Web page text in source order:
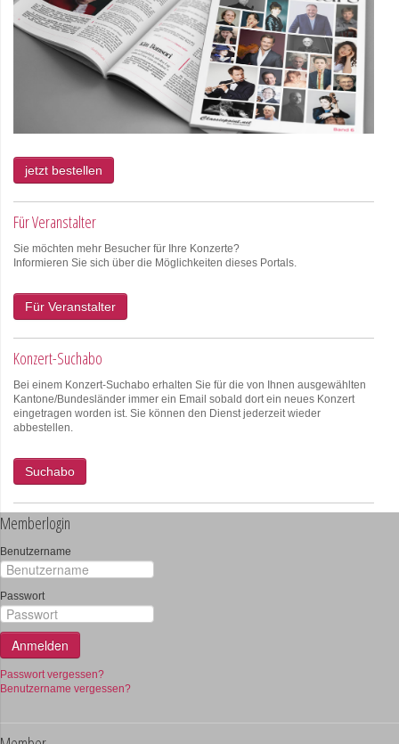
jetzt bestellen
Für Veranstalter
Sie möchten mehr Besucher für Ihre Konzerte?
Informieren Sie sich über die Möglichkeiten dieses Portals.
Für Veranstalter
Konzert-Suchabo
Bei einem Konzert-Suchabo erhalten Sie für die von Ihnen ausgewählten
Kantone/Bundesländer immer ein Email sobald dort ein neues Konzert
eingetragen worden ist. Sie können den Dienst jederzeit wieder
abbestellen.
Suchabo
Memberlogin
Benutzername
Passwort
Anmelden
Passwort vergessen?
Benutzername vergessen?